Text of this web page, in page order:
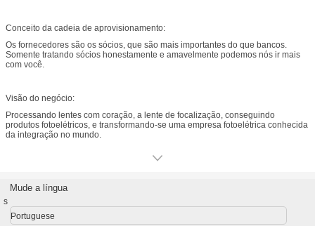
Conceito da cadeia de aprovisionamento:
Os fornecedores são os sócios, que são mais importantes do que bancos.
Somente tratando sócios honestamente e amavelmente podemos nós ir mais
com você.
Visão do negócio:
Processando lentes com coração, a lente de focalização, conseguindo
produtos fotoelétricos, e transformando-se uma empresa fotoelétrica conhecida
da integração no mundo.
Mude a língua
s
Portuguese